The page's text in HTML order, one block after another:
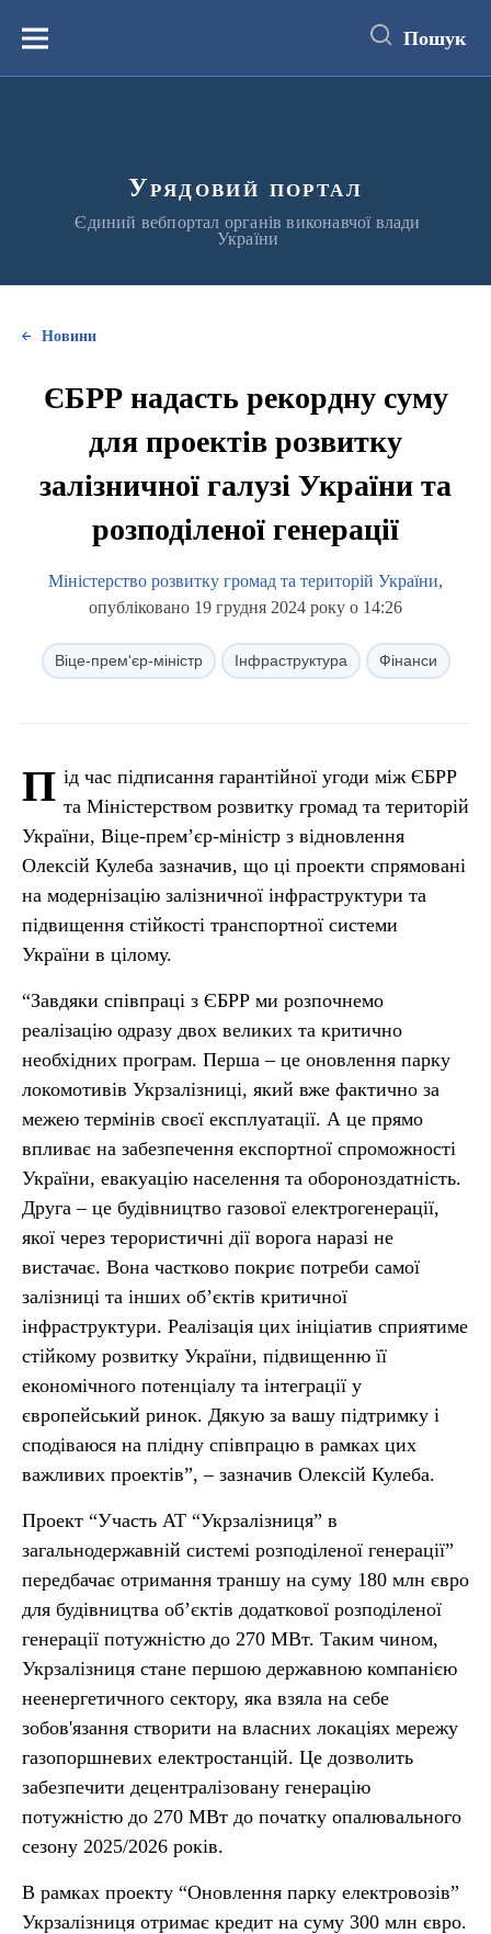
вмістуМеню Пошук
Урядовий портал
Єдиний вебпортал органів виконавчої влади
України
Новини
ЄБРР надасть рекордну суму
для проектів розвитку
залізничної галузі України та
розподіленої генерації
Міністерство розвитку громад та територій України,
опубліковано 19 грудня 2024 року о 14:26
Віце-прем'єр-міністр Інфраструктура Фінанси
П ід час підписання гарантійної угоди між ЄБРР
та Міністерством розвитку громад та територій
України, Віце-прем’єр-міністр з відновлення
Олексій Кулеба зазначив, що ці проекти спрямовані
на модернізацію залізничної інфраструктури та
підвищення стійкості транспортної системи
України в цілому.
“Завдяки співпраці з ЄБРР ми розпочнемо
реалізацію одразу двох великих та критично
необхідних програм. Перша – це оновлення парку
локомотивів Укрзалізниці, який вже фактично за
межею термінів своєї експлуатації. А це прямо
впливає на забезпечення експортної спроможності
України, евакуацію населення та обороноздатність.
Друга – це будівництво газової електрогенерації,
якої через терористичні дії ворога наразі не
вистачає. Вона частково покриє потреби самої
залізниці та інших обʼєктів критичної
інфраструктури. Реалізація цих ініціатив сприятиме
стійкому розвитку України, підвищенню її
економічного потенціалу та інтеграції у
європейський ринок. Дякую за вашу підтримку і
сподіваюся на плідну співпрацю в рамках цих
важливих проектів”, – зазначив Олексій Кулеба.
Проект “Участь АТ “Укрзалізниця” в
загальнодержавній системі розподіленої генерації”
передбачає отримання траншу на суму 180 млн євро
для будівництва об’єктів додаткової розподіленої
генерації потужністю до 270 МВт. Таким чином,
Укрзалізниця стане першою державною компанією
неенергетичного сектору, яка взяла на себе
зобов'язання створити на власних локаціях мережу
газопоршневих електростанцій. Це дозволить
забезпечити децентралізовану генерацію
потужністю до 270 МВт до початку опалювального
сезону 2025/2026 років.
В рамках проекту “Оновлення парку електровозів”
Укрзалізниця отримає кредит на суму 300 млн євро.